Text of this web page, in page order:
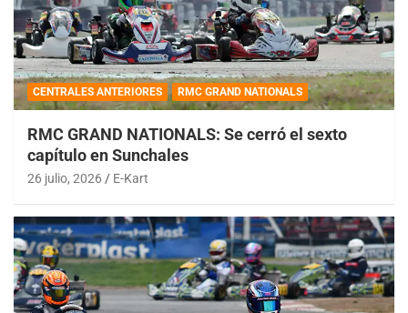
CENTRALES ANTERIORES RMC GRAND NATIONALS
RMC GRAND NATIONALS: Se cerró el sexto
capítulo en Sunchales
26 julio, 2026 E-Kart